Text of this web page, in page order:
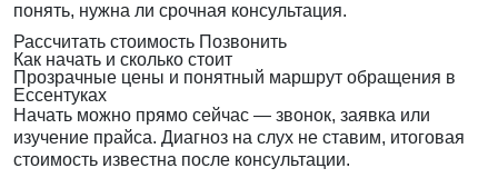
понять, нужна ли срочная консультация.
Рассчитать стоимость Позвонить
Как начать и сколько стоит
Прозрачные цены и понятный маршрут обращения в
Ессентуках
Начать можно прямо сейчас — звонок, заявка или
изучение прайса. Диагноз на слух не ставим, итоговая
стоимость известна после консультации.